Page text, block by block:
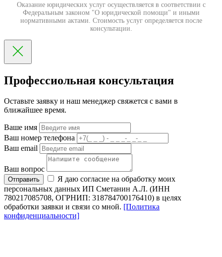
Оказание юридических услуг осуществляется в соответствии с
Федеральным законом "О юридической помощи" и иными
нормативными актами. Стоимость услуг определяется после
консультации.
Профессиольная консультация
Оставьте заявку и наш менеджер свяжется с вами в
ближайшее время.
Ваше имя
Ваш номер телефона
Ваш email
Ваш вопрос
Отправить
Я даю согласие на обработку моих
персональных данных ИП Сметанин А.Л. (ИНН
780217085708, ОГРНИП: 318784700176410) в целях
обработки заявки и связи со мной. [Политика
конфиденциальности]